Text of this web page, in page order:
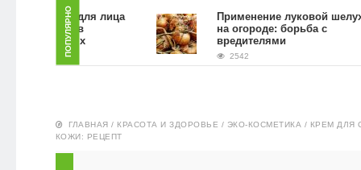
НОВОСТИ
ПОПУЛЯРНО
скраб для лица
Применение луковой шелухи
на огороде: борьба с
вредителями
2542
ГЛАВНАЯ / КРАСОТА И ЗДОРОВЬЕ / ЭКО-КОСМЕТИКА / КРЕМ ДЛЯ
КОЖИ: РЕЦЕПТ